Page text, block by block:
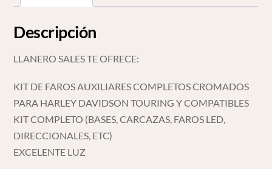
Descripción
LLANERO SALES TE OFRECE:
KIT DE FAROS AUXILIARES COMPLETOS CROMADOS
PARA HARLEY DAVIDSON TOURING Y COMPATIBLES
KIT COMPLETO (BASES, CARCAZAS, FAROS LED,
DIRECCIONALES, ETC)
EXCELENTE LUZ